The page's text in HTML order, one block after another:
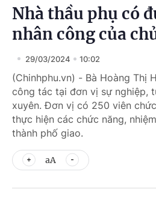
Nhà thầu phụ có
nhân công của
29/03/2024 10:02
(Chinhphu.vn) - Bà Hoàng Thị
công tác tại đơn vị sự nghiệp,
xuyên. Đơn vị có 250 viên
thực hiện các chức năng,
thành phố giao.
aA